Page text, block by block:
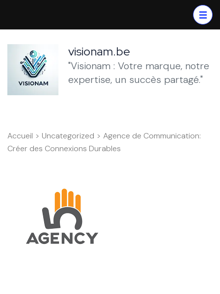
contenu
(Pressez
Entrée)
visionam.be
"Visionam : Votre marque, notre
expertise, un succès partagé."
Accueil > Uncategorized > Agence de Communication:
Créer des Connexions Durables